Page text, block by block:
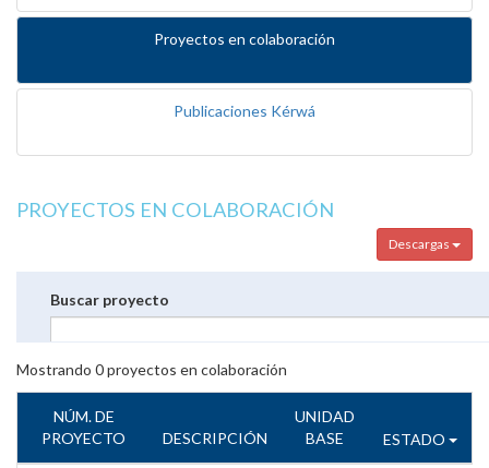
Proyectos en colaboración
Publicaciones Kérwá
PROYECTOS EN COLABORACIÓN
Descargas
Buscar proyecto
Mostrando 0proyectos en colaboración
NÚM. DE
PROYECTO
DESCRIPCIÓN
UNIDAD
BASE
ESTADO